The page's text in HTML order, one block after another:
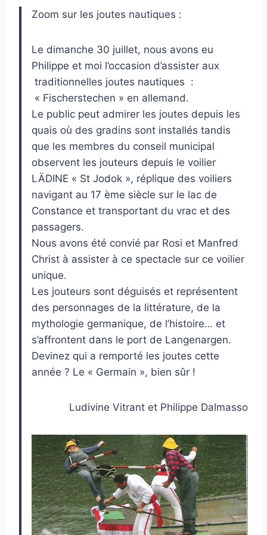
Zoom sur les joutes nautiques :
Le dimanche 30 juillet, nous avons eu
Philippe et moi l’occasion d’assister aux
traditionnelles joutes nautiques :
« Fischerstechen » en allemand.
Le public peut admirer les joutes depuis les
quais où des gradins sont installés tandis
que les membres du conseil municipal
observent les jouteurs depuis le voilier
LÄDINE « St Jodok », réplique des voiliers
navigant au 17 ème siècle sur le lac de
Constance et transportant du vrac et des
passagers.
Nous avons été convié par Rosi et Manfred
Christ à assister à ce spectacle sur ce voilier
unique.
Les jouteurs sont déguisés et représentent
des personnages de la littérature, de la
mythologie germanique, de l’histoire… et
s’affrontent dans le port de Langenargen.
Devinez qui a remporté les joutes cette
année ? Le « Germain », bien sûr !
Ludivine Vitrant et Philippe Dalmasso